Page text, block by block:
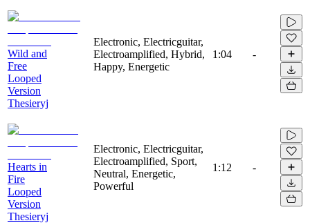
Wild and
Free
Looped
Version
Thesieryj
Electronic, Electricguitar,
Electroamplified, Hybrid,
Happy, Energetic
1:04 -
Hearts in
Fire
Looped
Version
Thesieryj
Electronic, Electricguitar,
Electroamplified, Sport,
Neutral, Energetic,
Powerful
1:12 -